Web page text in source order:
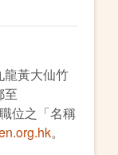
龍黃大仙竹
至
位之「名稱
。